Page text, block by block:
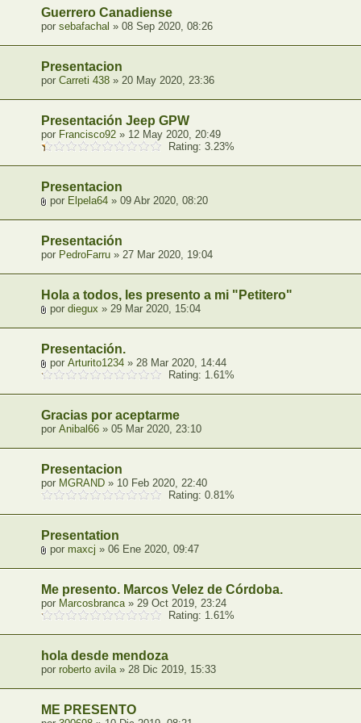
Guerrero Canadiense
por sebafachal » 08 Sep 2020, 08:26
Presentacion
por Carreti 438 » 20 May 2020, 23:36
Presentación Jeep GPW
por Francisco92 » 12 May 2020, 20:49
Rating: 3.23%
Presentacion
por Elpela64 » 09 Abr 2020, 08:20
Presentación
por PedroFarru » 27 Mar 2020, 19:04
Hola a todos, les presento a mi "Petitero"
por diegux » 29 Mar 2020, 15:04
Presentación.
por Arturito1234 » 28 Mar 2020, 14:44
Rating: 1.61%
Gracias por aceptarme
por Anibal66 » 05 Mar 2020, 23:10
Presentacion
por MGRAND » 10 Feb 2020, 22:40
Rating: 0.81%
Presentation
por maxcj » 06 Ene 2020, 09:47
Me presento. Marcos Velez de Córdoba.
por Marcosbranca» 29 Oct 2019, 23:24
Rating: 1.61%
hola desde mendoza
por roberto avila» 28 Dic 2019, 15:33
ME PRESENTO